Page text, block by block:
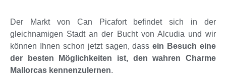
Der Markt von Can Picafort befindet sich in der
gleichnamigen Stadt an der Bucht von Alcudia und wir
können Ihnen schon jetzt sagen, dassein Besuch eine
der besten Möglichkeiten ist, den wahren Charme
Mallorcas kennenzulernen.